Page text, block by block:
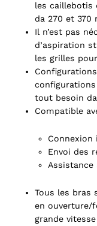
les caillebotis
da 270 et 370
Il n’est pas
d’aspiration
les grilles
tout besoin
Compatible
Connexion
Envoi des
Assistance
Tous les bras
en ouverture/
grande